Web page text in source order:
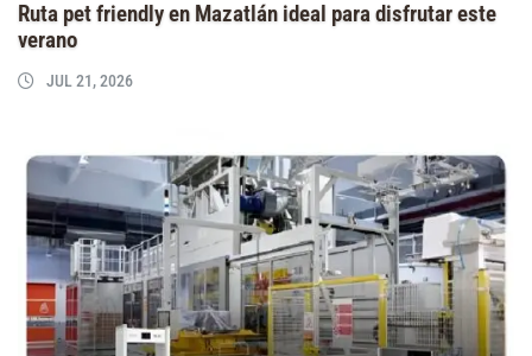
Ruta pet friendly en Mazatlán ideal para disfrutar este
verano
JUL 21, 2026